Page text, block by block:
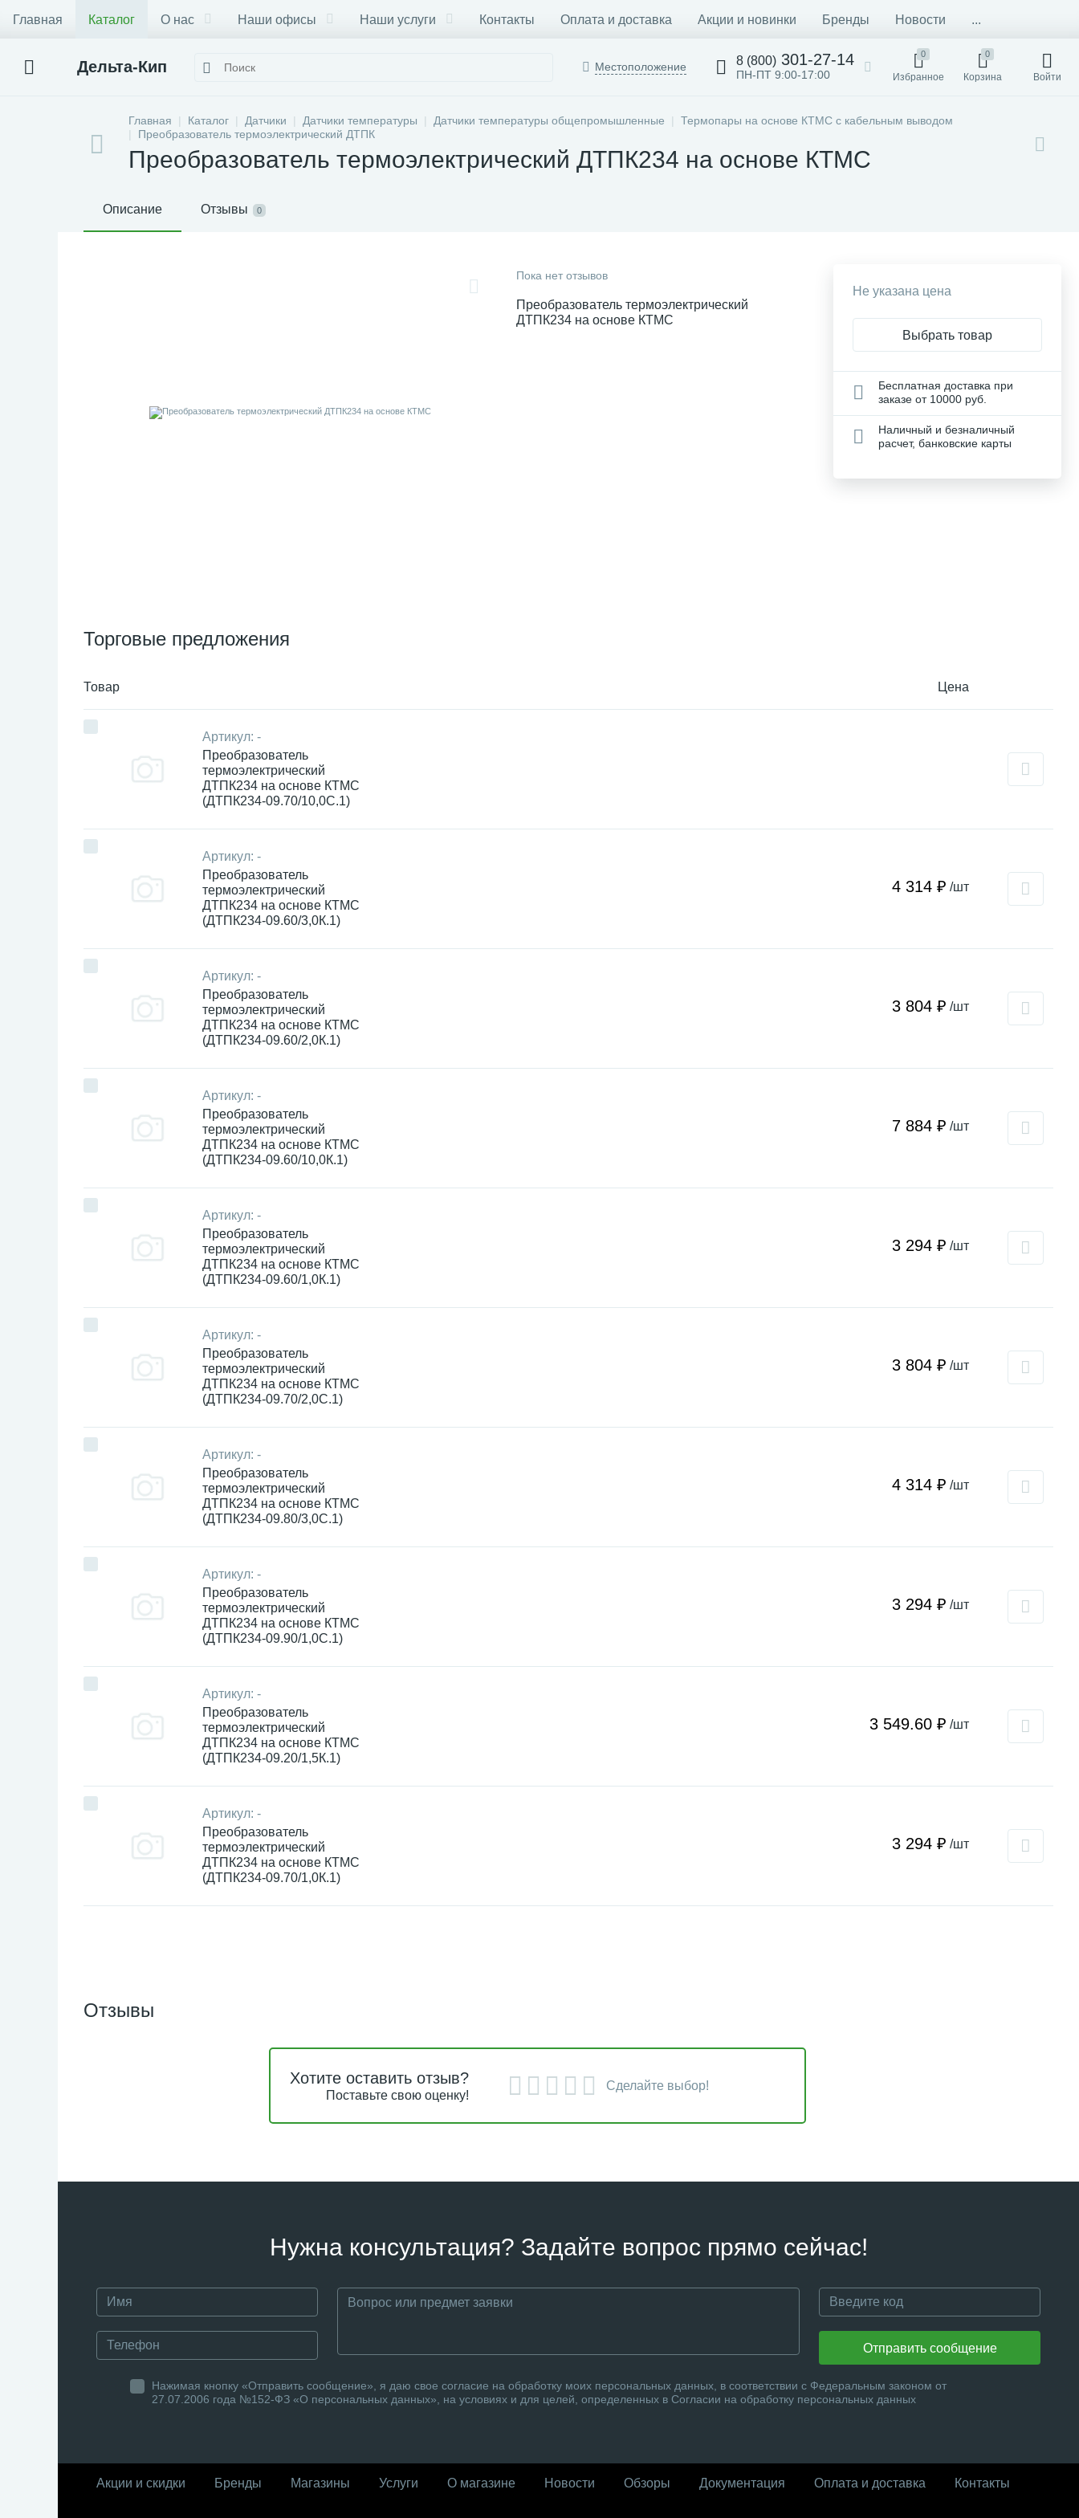
Главная Каталог О нас Наши офисы Наши услуги Контакты Оплата и доставка Акции и новинки Бренды Новости ...
Дельта-Кип Местоположение 8 (800) 301-27-14
ПН-ПТ 9:00-17:00
0
Избранное
0
Корзина Войти
Главная Каталог Датчики Датчики температуры Датчики температуры общепромышленные
Термопары на основе КТМС с кабельным выводом
Преобразователь термоэлектрический ДТПК
Преобразователь термоэлектрический ДТПК234 на основе КТМС
Описание Отзывы 0
Пока нет отзывов
Преобразователь термоэлектрический
ДТПК234 на основе КТМС
Торговые предложения
Товар Цена
Артикул: -
Преобразователь
термоэлектрический
ДТПК234 на основе КТМС
(ДТПК234-09.70/10,0С.1)
Артикул: -
Преобразователь
термоэлектрический
ДТПК234 на основе КТМС
(ДТПК234-09.60/3,0К.1)
4 314 ₽ /шт
Артикул: -
Преобразователь
термоэлектрический
ДТПК234 на основе КТМС
(ДТПК234-09.60/2,0К.1)
3 804 ₽ /шт
Артикул: -
Преобразователь
термоэлектрический
ДТПК234 на основе КТМС
(ДТПК234-09.60/10,0К.1)
7 884 ₽ /шт
Артикул: -
Преобразователь
термоэлектрический
ДТПК234 на основе КТМС
(ДТПК234-09.60/1,0К.1)
3 294 ₽ /шт
Артикул: -
Преобразователь
термоэлектрический
ДТПК234 на основе КТМС
(ДТПК234-09.70/2,0С.1)
3 804 ₽ /шт
Артикул: -
Преобразователь
термоэлектрический
ДТПК234 на основе КТМС
(ДТПК234-09.80/3,0С.1)
4 314 ₽ /шт
Артикул: -
Преобразователь
термоэлектрический
ДТПК234 на основе КТМС
(ДТПК234-09.90/1,0С.1)
3 294 ₽ /шт
Артикул: -
Преобразователь
термоэлектрический
ДТПК234 на основе КТМС
(ДТПК234-09.20/1,5К.1)
3 549.60 ₽ /шт
Артикул: -
Преобразователь
термоэлектрический
ДТПК234 на основе КТМС
(ДТПК234-09.70/1,0К.1)
3 294 ₽ /шт
Не указана цена
Выбрать товар
Бесплатная доставка при
заказе от 10000 руб.
Наличный и безналичный
расчет, банковские карты
Отзывы
Хотите оставить отзыв?
Поставьте свою оценку!
Сделайте выбор!
Нужна консультация? Задайте вопрос прямо сейчас!
Отправить сообщение
Нажимая кнопку «Отправить сообщение», я даю свое согласие на обработку моих персональных данных, в соответствии с Федеральным законом от
27.07.2006 года №152-ФЗ «О персональных данных», на условиях и для целей, определенных в Согласии на обработку персональных данных
Акции и скидки Бренды Магазины Услуги О магазине Новости Обзоры Документация Оплата и доставка Контакты